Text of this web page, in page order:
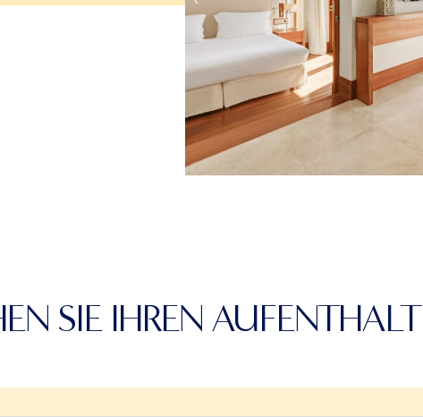
SIE IHREN AUFENTHALT